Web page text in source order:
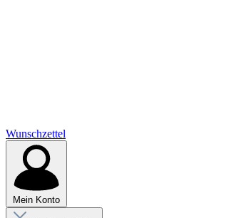
Wunschzettel
Mein Konto